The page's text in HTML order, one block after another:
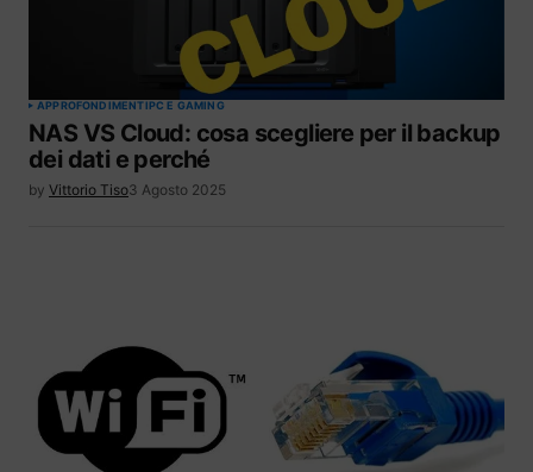
APPROFONDIMENTIPC E GAMING
NAS VS Cloud: cosa scegliere per il backup
dei dati e perché
by Vittorio Tiso3 Agosto 2025